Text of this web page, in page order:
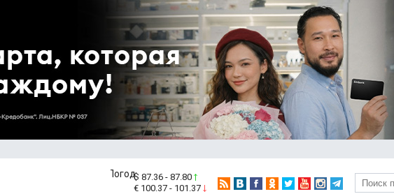
$ 87.36 - 87.80
€ 100.37 - 101.37